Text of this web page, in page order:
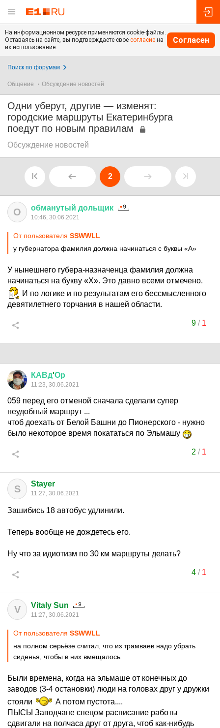
На информационном ресурсе применяются cookie-файлы.
Оставаясь на сайте, вы подтверждаете свое согласие на
их использование.
Согласен
Поиск по форумам
Общение Обсуждение новостей
Одни уберут, другие — изменят:
городские маршруты Екатеринбурга
поедут по новым правилам
Обсуждение новостей
2
О обманутый дольщик
10:46, 30.06.2021
От пользователя SSWWLL
у губернатора фамилия должна начинаться с буквы «А»
У нынешнего губера-назначенца фамилия должна
начинаться на букву «Х». Это давно всеми отмечено.
И по логике и по результатам его бессмысленного
девятилетнего торчания в нашей области.
9/ 1
КАВд'Ор
11:23, 30.06.2021
059 перед его отменой сначала сделали супер
неудобный маршрут ...
чтоб доехать от Белой Башни до Пионерского - нужно
было некоторое время покататься по Эльмашу
2 / 1
S Stayer
11:27, 30.06.2021
Зашибись 18 автобус удлинили.
Теперь вообще не дождетесь его.
Ну что за идиотизм по 30 км маршруты делать?
4/ 1
V Vitaly Sun
11:27, 30.06.2021
От пользователя SSWWLL
на полном серьёзе считал, что из трамваев надо убрать
сиденья, чтобы в них вмещалось
Были времена, когда на эльмаше от конечных до
заводов (3-4 остановки) люди на головах друг у дружки
стояли
А потом пустота....
ПЫСЫ Заводчане спецом расписание работы
сдвигали на полчаса друг от друга, чтоб как-нибудь